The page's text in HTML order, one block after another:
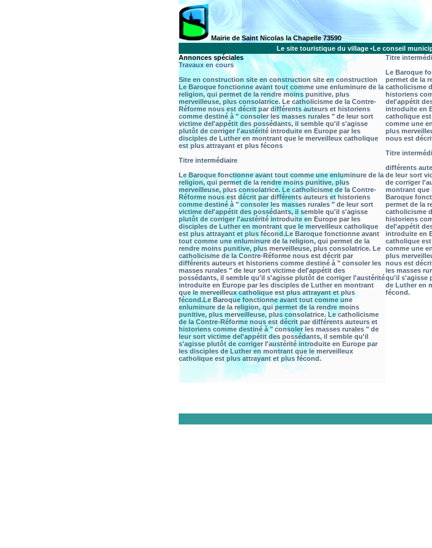
Mairie de Saint Nicolas la Chapelle 73590
Le site touristique du village •Le conseil
Annonces spéciales
Travaux en cours
Site en construction site en construction site en construction
Le Baroque fonctionne avant tout comme une enluminure de la
religion, qui permet de la rendre moins punitive, plus
merveilleuse, plus consolatrice. Le catholicisme de la Contre-
Réforme nous est décrit par différents auteurs et historiens
comme destiné à " consoler les masses rurales " de leur sort
victime del'appétit des possédants, il semble qu'il s'agisse
plutôt de corriger l'austérité introduite en Europe par les
disciples de Luther en montrant que le merveilleux catholique
est plus attrayant et plus fécons
Titre intermédiaire
Le Baroque fonctionne avant tout comme une enluminure de la
religion, qui permet de la rendre moins punitive, plus
merveilleuse, plus consolatrice. Le catholicisme de la Contre-
Réforme nous est décrit par différents auteurs et historiens
comme destiné à " consoler les masses rurales " de leur sort
victime del'appétit des possédants, il semble qu'il s'agisse
plutôt de corriger l'austérité introduite en Europe par les
disciples de Luther en montrant que le merveilleux catholique
est plus attrayant et plus fécond.Le Baroque fonctionne avant
tout comme une enluminure de la religion, qui permet de la
rendre moins punitive, plus merveilleuse, plus consolatrice. Le
catholicisme de la Contre-Réforme nous est décrit par
différents auteurs et historiens comme destiné à " consoler les
masses rurales " de leur sort victime del'appétit des
possédants, il semble qu'il s'agisse plutôt de corriger l'austérité
introduite en Europe par les disciples de Luther en montrant
que le merveilleux catholique est plus attrayant et plus
fécond.Le Baroque fonctionne avant tout comme une
enluminure de la religion, qui permet de la rendre moins
punitive, plus merveilleuse, plus consolatrice. Le catholicisme
de la Contre-Réforme nous est décrit par différents auteurs et
historiens comme destiné à " consoler les masses rurales " de
leur sort victime del'appétit des possédants, il semble qu'il
s'agisse plutôt de corriger l'austérité introduite en Europe par
les disciples de Luther en montrant que le merveilleux
catholique est plus attrayant et plus fécond.
Titre
Le Baroque
permet de la
catholicisme
historiens
del'appétit
introduite en
catholique
comme une
plus
nous est
Titre
différents
de leur sort
de corriger
montrant que
Baroque
permet de la
catholicisme
historiens
del'appétit
introduite en
catholique
comme une
plus
nous est
les masses
qu'il s'agisse
de Luther en
fécond.